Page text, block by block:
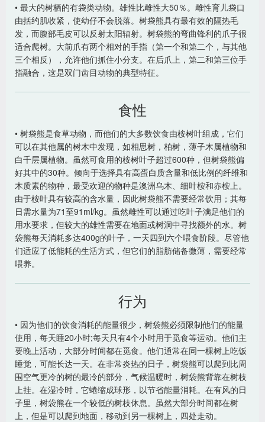
• 最大的树栖的有袋类动物。雄性比雌性大50％。雌性育儿袋口
由括约肌收紧，使幼仔不会脱落。树袋熊具有最有效的隔热毛
发，而腹部毛皮可以反射太阳辐射。树袋熊的弯曲锋利的爪子很
适合爬树。大前爪有两个相对的手指（第一个和第二个，与其他
三个相反），允许他们抓住小分支。在后爪上，第二和第三位手
指融合，这是双门齿目动物的典型特征。
食性
• 树袋熊是食草动物，而他们的大多数饮食由桉树叶组成，它们
可以在其他属的树木中发现，如相思树，柏树，薄子木属植物和
白千层属植物。虽然可食用的桉树叶子超过600种，但树袋熊偏
好其中的30种。倾向于选择具有高蛋白质含量和低比例的纤维和
木质素的物种，最受欢迎的物种是澳洲乌木、细叶桉和赤桉上。
由于桉叶具有较高的含水量，因此树袋熊不需要经常饮用；其每
日需水量为71至91ml/kg。虽然雌性可以通过吃叶子满足他们的
用水要求，但较大的雄性需要在地面或树洞中寻找额外的水。树
袋熊每天消耗多达400g的叶子，一天四到六个喂食阶段。尽管他
们适应了低能耗的生活方式，但它们的脂肪储备微薄，需要经常
喂养。
行为
• 因为他们的饮食消耗的能量很少，树袋熊必须限制他们的能量
使用，每天睡20小时;每天只有4个小时用于觅食等运动。他们主
要晚上活动，大部分时间都在觅食。他们通常在同一棵树上吃饭
睡觉，可能长达一天。在非常炎热的日子，树袋熊可以爬到比周
围空气更冷的树的最冷的部分，气候温暖时，树袋熊背靠在树枝
上挂。在湿冷时，它蜷缩成球形，以节省能量消耗。在有风的日
子里，树袋熊在一个较低的树枝休息。虽然大部分时间都在树
上，但是可以爬到地面，移动到另一棵树上，四处走动。